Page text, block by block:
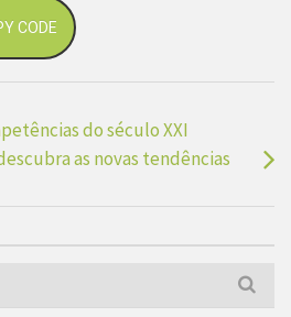
CODE
do século XXI
as novas tendências